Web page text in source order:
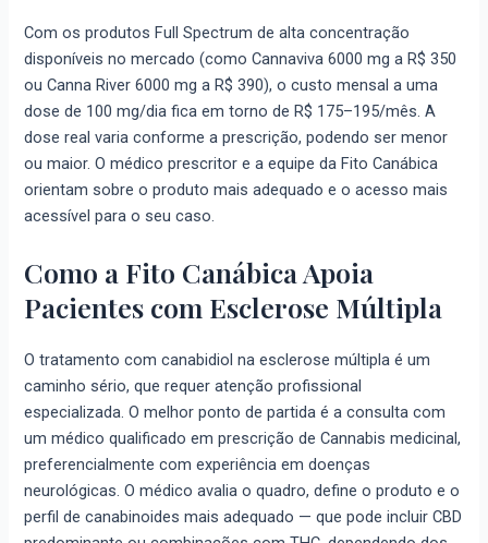
Com os produtos Full Spectrum de alta concentração
disponíveis no mercado (como Cannaviva 6000 mg a R$ 350
ou Canna River 6000 mg a R$ 390), o custo mensal a uma
dose de 100 mg/dia fica em torno de R$ 175–195/mês. A
dose real varia conforme a prescrição, podendo ser menor
ou maior. O médico prescritor e a equipe da Fito Canábica
orientam sobre o produto mais adequado e o acesso mais
acessível para o seu caso.
Como a Fito Canábica Apoia
Pacientes com Esclerose Múltipla
O tratamento com canabidiol na esclerose múltipla é um
caminho sério, que requer atenção profissional
especializada. O melhor ponto de partida é a consulta com
um médico qualificado em prescrição de Cannabis medicinal,
preferencialmente com experiência em doenças
neurológicas. O médico avalia o quadro, define o produto e o
perfil de canabinoides mais adequado — que pode incluir CBD